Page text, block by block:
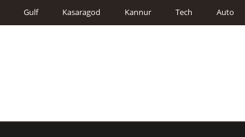
Gulf Kasaragod Kannur Tech Auto